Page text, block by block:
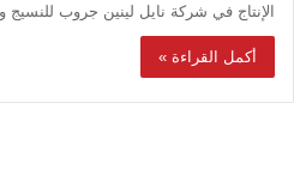
الإنتاج في شركة نايل لينين جروب للنسيج
أكمل القراءة »